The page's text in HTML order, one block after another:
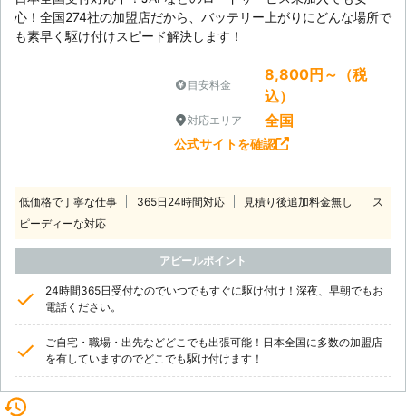
心！全国274社の加盟店だから、バッテリー上がりにどんな場所で
も素早く駆け付けスピード解決します！
目安料金
8,800円～（税
込）
対応エリア 全国
公式サイトを確認
低価格で丁寧な仕事 365日24時間対応 見積り後追加料金無し
ス
ピーディーな対応
アピールポイント
24時間365日受付なのでいつでもすぐに駆け付け！深夜、早朝でもお
電話ください。
ご自宅・職場・出先などどこでも出張可能！日本全国に多数の加盟店
を有していますのでどこでも駆け付けます！